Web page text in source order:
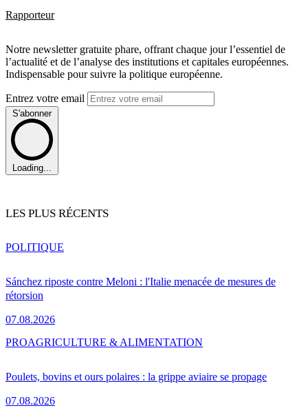
Rapporteur
Notre newsletter gratuite phare, offrant chaque jour l’essentiel de
l’actualité et de l’analyse des institutions et capitales européennes.
Indispensable pour suivre la politique européenne.
Entrez votre email
S'abonner
Loading...
LES PLUS RÉCENTS
Sánchez riposte contre Meloni : l'Italie menacée de mesures de
rétorsion
07.08.2026
POLITIQUE
Poulets, bovins et ours polaires : la grippe aviaire se propage
07.08.2026
PROAGRICULTURE & ALIMENTATION